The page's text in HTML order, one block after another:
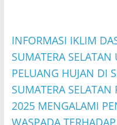
k
INFORMASI IKLIM
SUMATERA
PELUANG HUJAN DI
SUMATERA
2025 MENGALAMI
WASPADA